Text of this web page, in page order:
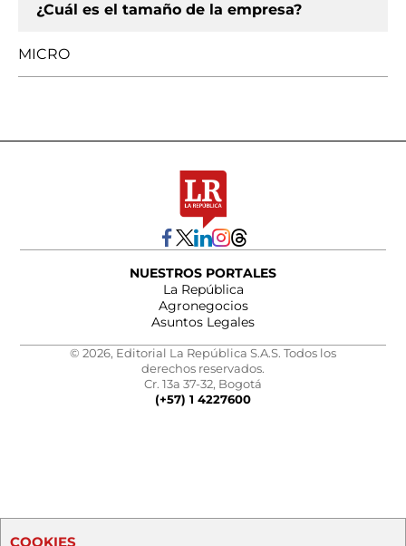
¿Cuál es el tamaño de la empresa?
MICRO
NUESTROS PORTALES
La República
Agronegocios
Asuntos Legales
© 2026, Editorial La República S.A.S. Todos los
derechos reservados.
Cr. 13a 37-32, Bogotá
(+57) 1 4227600
COOKIES